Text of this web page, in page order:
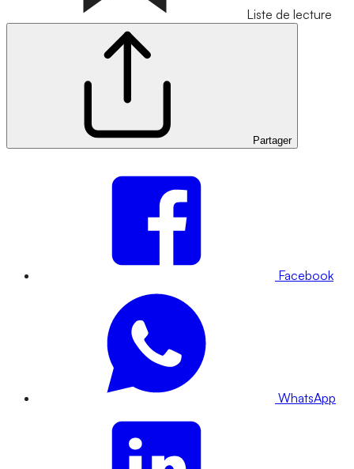
Liste de lecture
Partager
Facebook
WhatsApp